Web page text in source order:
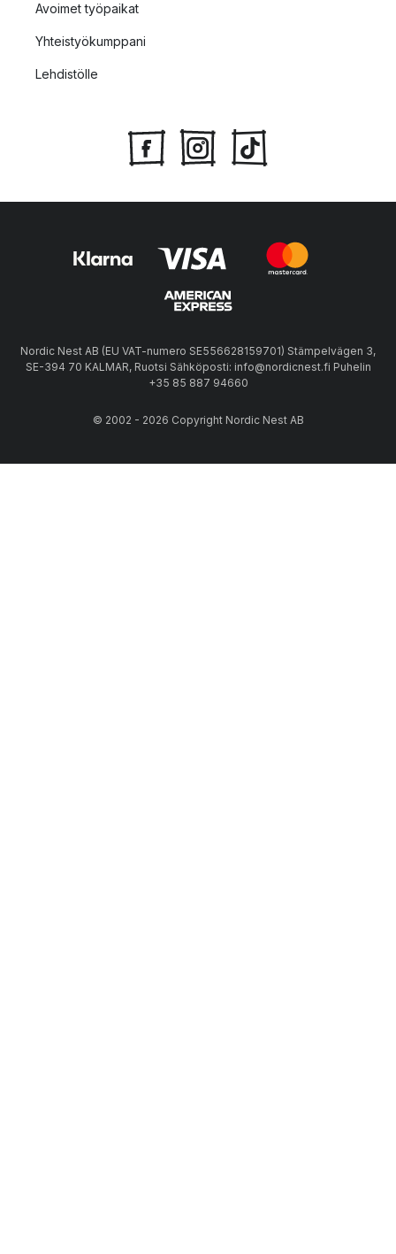
Avoimet työpaikat
Yhteistyökumppani
Lehdistölle
Nordic Nest AB (EU VAT-numero SE556628159701) Stämpelvägen 3,
SE-394 70 KALMAR, Ruotsi Sähköposti: info@nordicnest.fi Puhelin
+35 85 887 94660
© 2002 - 2026 Copyright Nordic Nest AB